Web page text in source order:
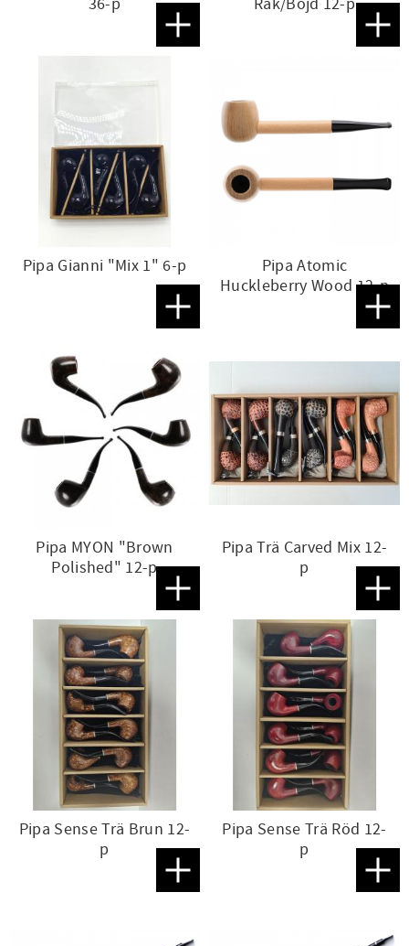
Lägg till i favoriter
Pipa Gianni "Mix 1" 6-p
Lägg till i favoriter
Pipa Atomic
Huckleberry Wood 12-p
Pipa MYON "Brown
Polished" 12-p
Lägg till i favoriter
Pipa Trä Carved Mix 12-
p
Pipa Sense Trä Brun 12-
p
Lägg till i favoriter
Pipa Sense Trä Röd 12-
p